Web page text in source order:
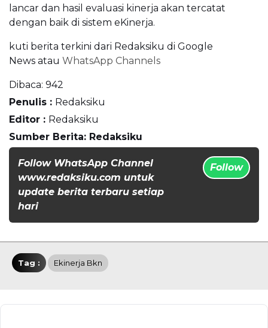
lancar dan hasil evaluasi kinerja akan tercatat
dengan baik di sistem eKinerja.
kuti berita terkini dari Redaksiku di Google
News atau WhatsApp Channels
Dibaca: 942
Penulis : Redaksiku
Editor : Redaksiku
Sumber Berita: Redaksiku
Follow WhatsApp Channel
www.redaksiku.com untuk
update berita terbaru setiap
hari
Follow
Tag : Ekinerja Bkn